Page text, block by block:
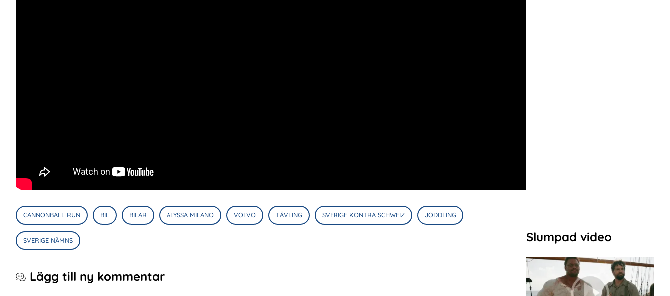
CANNONBALL RUN BIL BILAR ALYSSA MILANO VOLVO TÄVLING SVERIGE KONTRA SCHWEIZ JODDLING
SVERIGE NÄMNS
Lägg till ny kommentar
Slumpad video